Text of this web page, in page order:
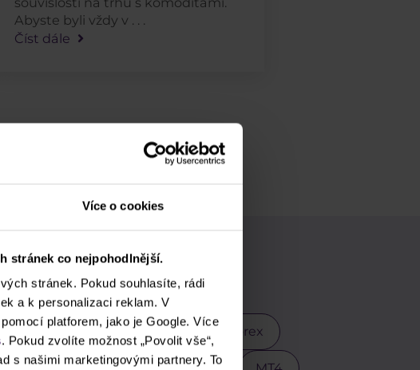
Více o cookies
stránek co nejpohodlnější.
stránek. Pokud souhlasíte, rádi
a k personalizaci reklam. V
platforem, jako je Google. Více
. Pokud zvolíte možnost „Povolit vše“,
s našimi marketingovými partnery. To
Abyste byli vždy v . . .
Číst dále
Donald Trump EURCZK Forex